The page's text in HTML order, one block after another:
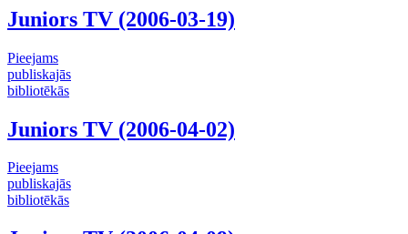
Juniors TV (2006-03-19)
Pieejams
publiskajās
bibliotēkās
Juniors TV (2006-04-02)
Pieejams
publiskajās
bibliotēkās